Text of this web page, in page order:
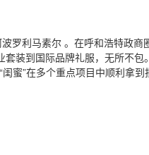
罗利马素尔 。在呼和浩特政商
装到国际品牌礼服，无所不包
蜜”在多个重点项目中顺利拿